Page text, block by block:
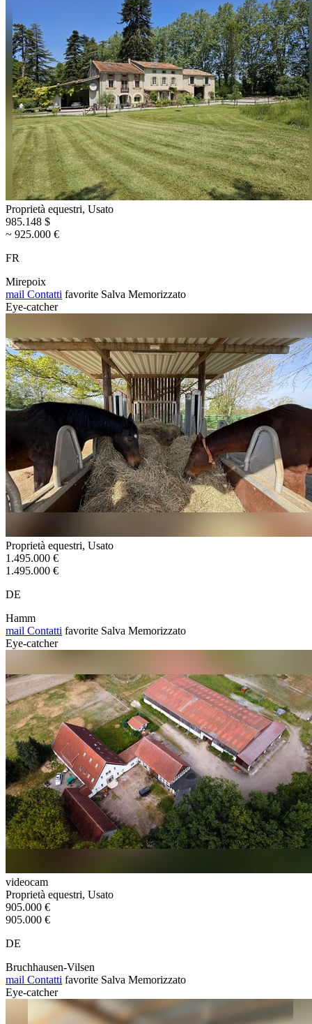
Proprietà equestri, Usato
985.148 $
~ 925.000 €
FR
Mirepoix
mail Contatti favorite Salva Memorizzato
Eye-catcher
Proprietà equestri, Usato
1.495.000 €
1.495.000 €
DE
Hamm
mail Contatti favorite Salva Memorizzato
Eye-catcher
videocam
Proprietà equestri, Usato
905.000 €
905.000 €
DE
Bruchhausen-Vilsen
mail Contatti favorite Salva Memorizzato
Eye-catcher